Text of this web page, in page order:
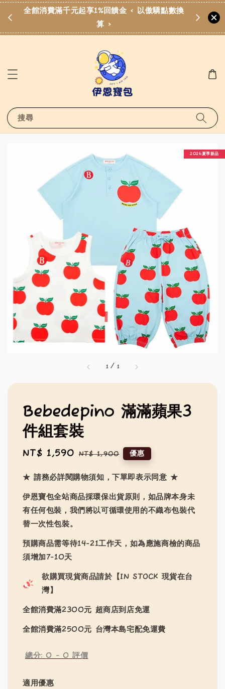
歡迎加入伊恩寶包LINE社群
點擊加入LINE社群
搜尋
1 / 1
2026夏季新品
Bebedepino 滿滿蘋果3
件組套裝
Sale
NT$ 1,590 Regular
NT$ 1,900 優惠
★ 請務必詳閱購物須知，下單即表示同意 ★
伊恩寶包全站商品採環保出貨原則，如品牌本身未
有任何包裝，我們將以可循環使用的不織布包裝代
替一次性包裝。
預購商品需等待14-21工作天，如為應施商檢的商品
須增加7-10天
欲購買現貨商品請於【IN STOCK 現貨在台
灣】
全館消費滿2300元 超商店到店免運
全館消費滿2500元 台灣本島宅配免運費
總分: 0 - 0 評價
適用優惠